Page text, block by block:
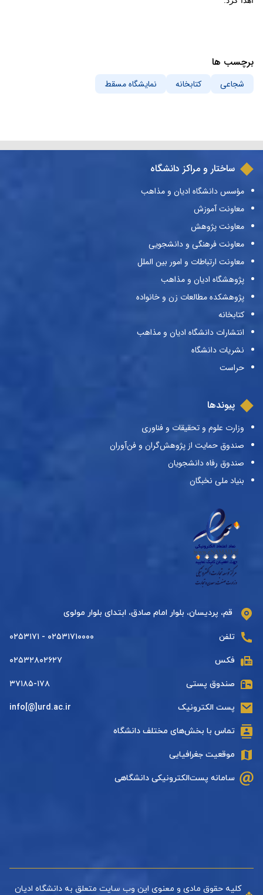
برچسب ها
شجاعی کتابخانه نمایشگاه مسقط
ساختار و مراکز دانشگاه
مؤسس دانشگاه ادیان و مذاهب
معاونت آموزش
معاونت پژوهش
معاونت فرهنگی و دانشجویی
معاونت ارتباطات و امور بین الملل
پژوهشگاه ادیان و مذاهب
پژوهشکده مطالعات زن و خانواده
کتابخانه
انتشارات دانشگاه ادیان و مذاهب
نشریات دانشگاه
حراست
پیوندها
وزارت علوم و تحقیقات و فناوری
صندوق حمایت از پژوهش‌گران و فن‌آوران
صندوق رفاه دانشجویان
بنیاد ملی نخبگان
قم، پردیسان، بلوار امام صادق، ابتدای بلوار مولوی
تلفن ۰۲۵۳۱۷۱۰۰۰۰ - ۰۲۵۳۱۷۱
فکس ۰۲۵۳۲۸۰۲۶۲۷
صندوق پستی ۳۷۱۸۵-۱۷۸
پست الکترونیک info[@]urd.ac.ir
تماس با بخش‌های مختلف دانشگاه
موقعیت جغرافیایی
سامانه پست‌الکترونیکی دانشگاهی
کلیه حقوق مادی و معنوی این وب سایت متعلق به دانشگاه ادیان